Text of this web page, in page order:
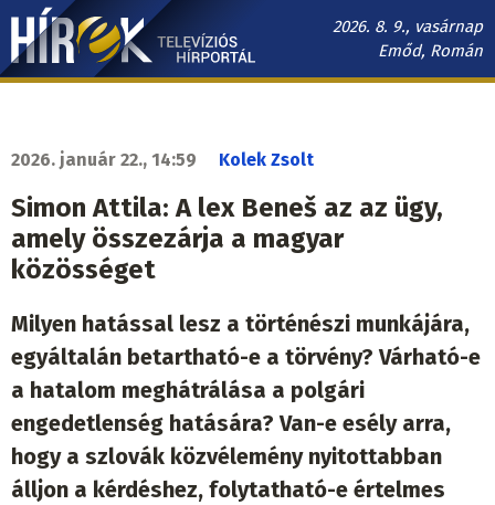
Ugrás
tartalomra
2026. 8. 9., vasárnap
Emőd, Román
Hírek.sk
navigáció
2026. január 22., 14:59 Kolek Zsolt
Simon Attila: A lex Beneš az az ügy,
amely összezárja a magyar
közösséget
Milyen hatással lesz a történészi munkájára,
egyáltalán betartható-e a törvény? Várható-e
a hatalom meghátrálása a polgári
engedetlenség hatására? Van-e esély arra,
hogy a szlovák közvélemény nyitottabban
álljon a kérdéshez, folytatható-e értelmes